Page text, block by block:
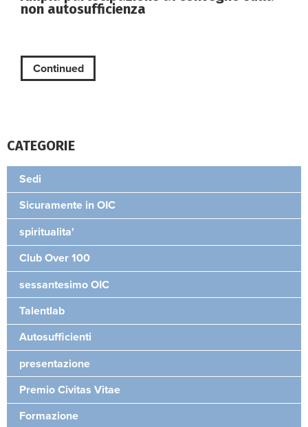
non autosufficienza
Continued
CATEGORIE
Sedi
Sicuramente in OIC
spiritualita'
Club Over 100
sessantesimo OIC
Talentlab
Autosufficienti
presentazione
Premio Civitas Vitae
Formazione